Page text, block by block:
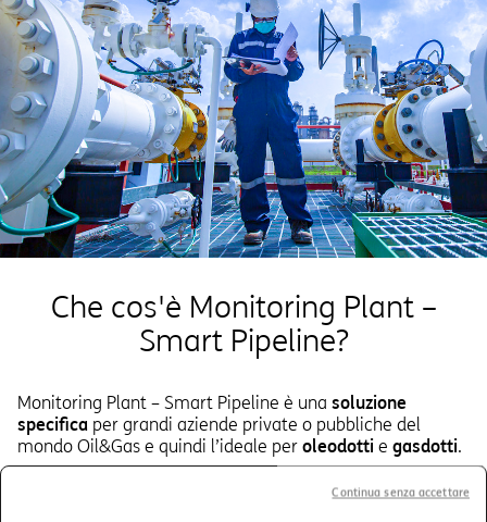
Che cos'è Monitoring Plant –
Smart Pipeline?
Monitoring Plant – Smart Pipeline è una soluzione
specifica per grandi aziende private o pubbliche del
mondo Oil&Gas e quindi l’ideale per oleodotti e gasdotti.
La piattaforma hardware e software permette ilContinua senza accettare